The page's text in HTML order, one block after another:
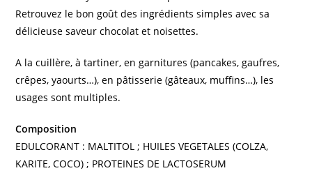
Retrouvez le bon goût des ingrédients simples avec sa
délicieuse saveur chocolat et noisettes.
A la cuillère, à tartiner, en garnitures (pancakes, gaufres,
crêpes, yaourts…), en pâtisserie (gâteaux, muffins…), les
usages sont multiples.
Composition
EDULCORANT : MALTITOL ; HUILES VEGETALES (COLZA,
KARITE, COCO) ; PROTEINES DE LACTOSERUM